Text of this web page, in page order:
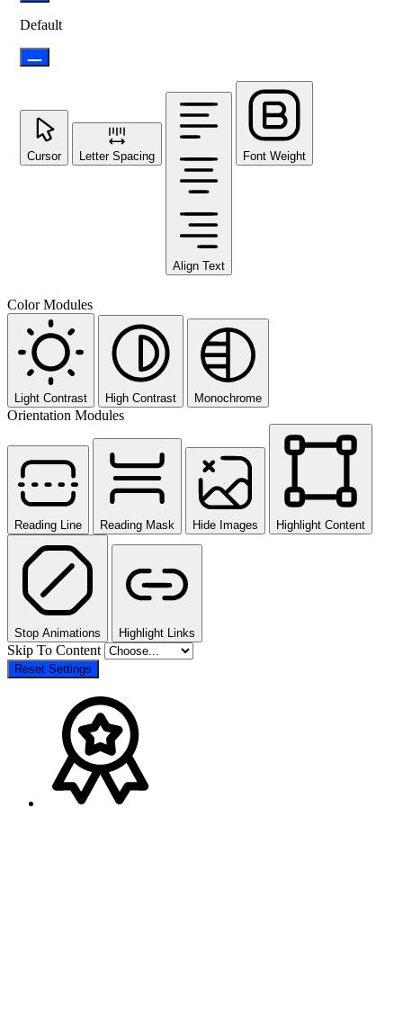
Default
Cursor Letter Spacing
Align Text
Font Weight
Color Modules
Light Contrast High Contrast Monochrome
Orientation Modules
Reading Line Reading Mask Hide Images Highlight Content
Stop Animations Highlight Links
Skip To Content
Reset Settings